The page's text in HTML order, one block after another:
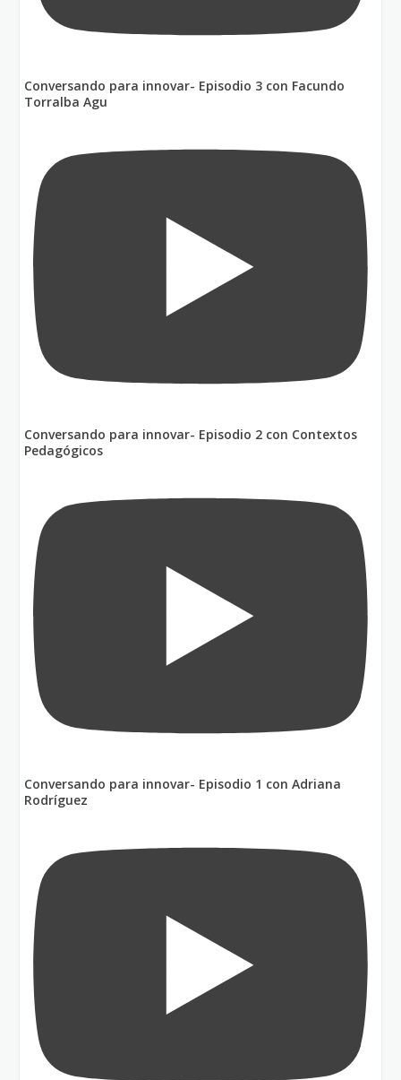
Conversando para innovar- Episodio 3 con Facundo
Torralba Agu
Conversando para innovar- Episodio 2 con Contextos
Pedagógicos
Conversando para innovar- Episodio 1 con Adriana
Rodríguez